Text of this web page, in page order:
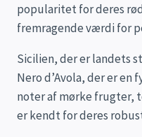
popularitet for deres
fremragende værdi for
Sicilien, der er landets
Nero d’Avola, der er
noter af mørke frugter,
er kendt for deres